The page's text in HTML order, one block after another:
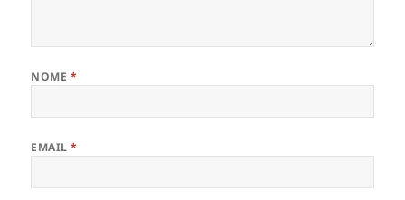
NOME *
EMAIL*